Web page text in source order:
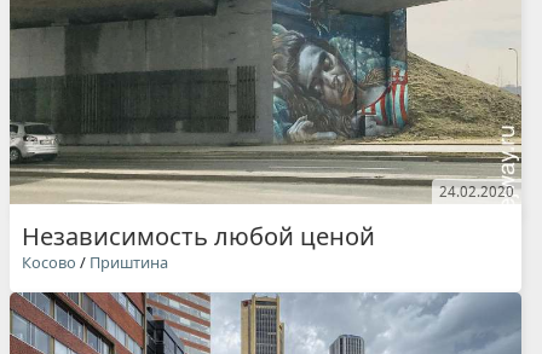
24.02.2020
Независимость любой ценой
Косово / Приштина